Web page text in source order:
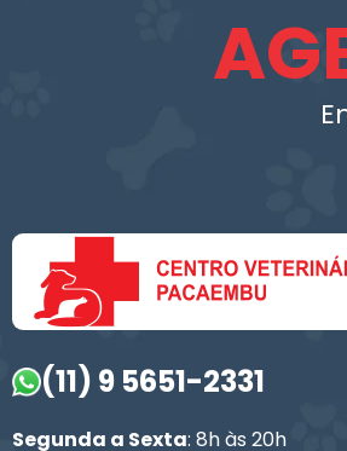
(11) 9 5651-2331
Segunda a Sexta: 8h às 20h